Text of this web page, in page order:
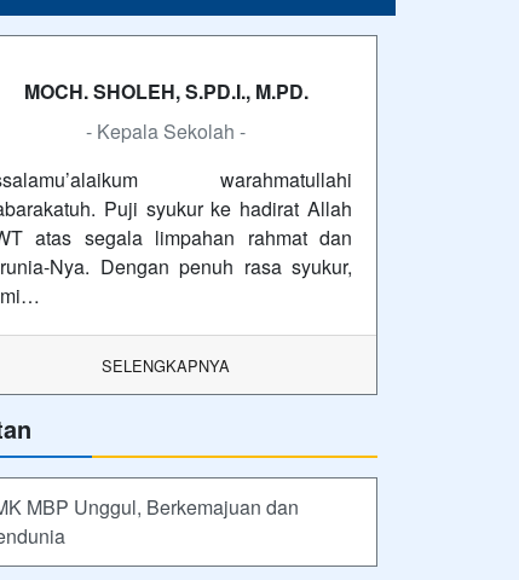
hari ini.Anonim
MOCH. SHOLEH, S.PD.I., M.PD.
- Kepala Sekolah -
warahmatullahi
Puji syukur ke hadirat Allah
atas segala limpahan rahmat dan
Nya. Dengan penuh rasa syukur,
SELENGKAPNYA
MBP Unggul, Berkemajuan dan